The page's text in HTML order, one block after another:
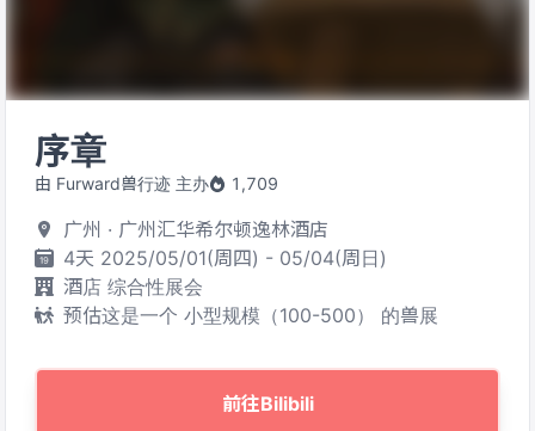
序章
由 Furward兽行迹 主办 1,709
广州 · 广州汇华希尔顿逸林酒店
4天 2025/05/01(周四) - 05/04(周日)
酒店 综合性展会
预估这是一个 小型规模（100-500） 的兽展
前往Bilibili